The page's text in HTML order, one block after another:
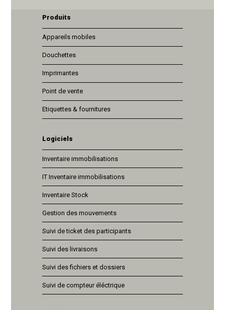
Produits
Appareils mobiles
Douchettes
Imprimantes
Point de vente
Etiquettes & fournitures
Logiciels
Inventaire immobilisations
IT Inventaire immobilisations
Inventaire Stock
Gestion des mouvements
Suivi de ticket des participants
Suivi des livraisons
Suivi des fichiers et dossiers
Suivi de compteur éléctrique